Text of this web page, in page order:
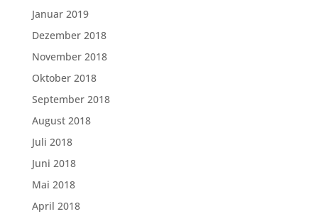
Januar 2019
Dezember 2018
November 2018
Oktober 2018
September 2018
August 2018
Juli 2018
Juni 2018
Mai 2018
April 2018